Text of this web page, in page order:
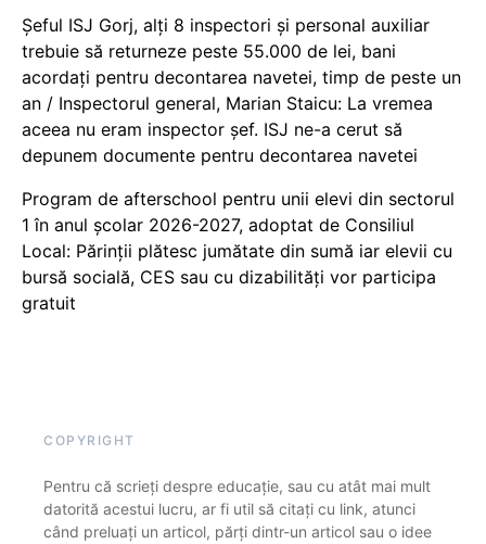
Șeful ISJ Gorj, alți 8 inspectori și personal auxiliar
trebuie să returneze peste 55.000 de lei, bani
acordați pentru decontarea navetei, timp de peste un
an / Inspectorul general, Marian Staicu: La vremea
aceea nu eram inspector șef. ISJ ne-a cerut să
depunem documente pentru decontarea navetei
Program de afterschool pentru unii elevi din sectorul
1 în anul școlar 2026-2027, adoptat de Consiliul
Local: Părinții plătesc jumătate din sumă iar elevii cu
bursă socială, CES sau cu dizabilităţi vor participa
gratuit
COPYRIGHT
Pentru că scrieți despre educație, sau cu atât mai mult
datorită acestui lucru, ar fi util să citați cu link, atunci
când preluați un articol, părți dintr-un articol sau o idee